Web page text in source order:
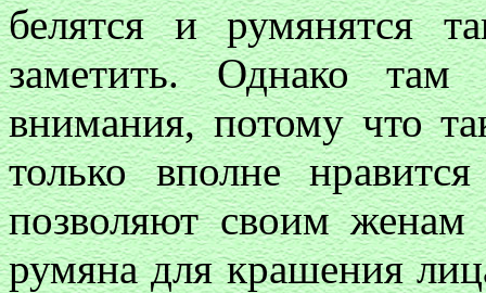
белятся и румянятся
заметить. Однако
внимания, потому что
только вполне
позволяют своим
румяна для крашения